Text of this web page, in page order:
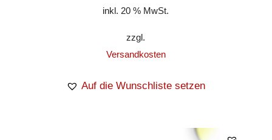
inkl. 20 % MwSt.
zzgl.
Versandkosten
Auf die Wunschliste setzen